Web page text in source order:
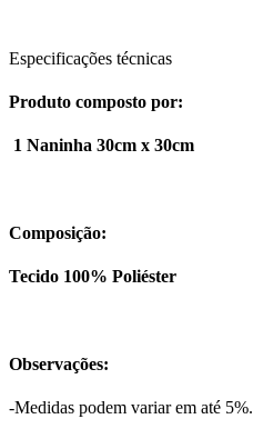
Especificações técnicas
Produto composto por:
1 Naninha 30cm x 30cm
Composição:
Tecido 100% Poliéster
Observações:
-Medidas podem variar em até 5%.